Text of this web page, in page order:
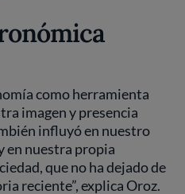
como herramienta
imagen y presencia
influyó en nuestro
en nuestra propia
que no ha dejado de
reciente”, explica Oroz.